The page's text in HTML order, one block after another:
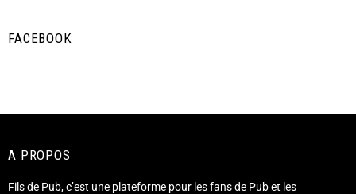
FACEBOOK
A PROPOS
Fils de Pub, c’est une plateforme pour les fans de Pub et les